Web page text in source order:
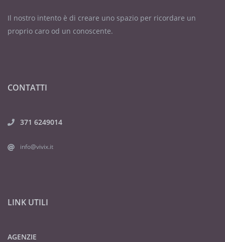
Il nostro intento è di creare uno spazio per ricordare un
proprio caro od un conoscente.
CONTATTI
371 6249014
info@vivix.it
LINK UTILI
AGENZIE